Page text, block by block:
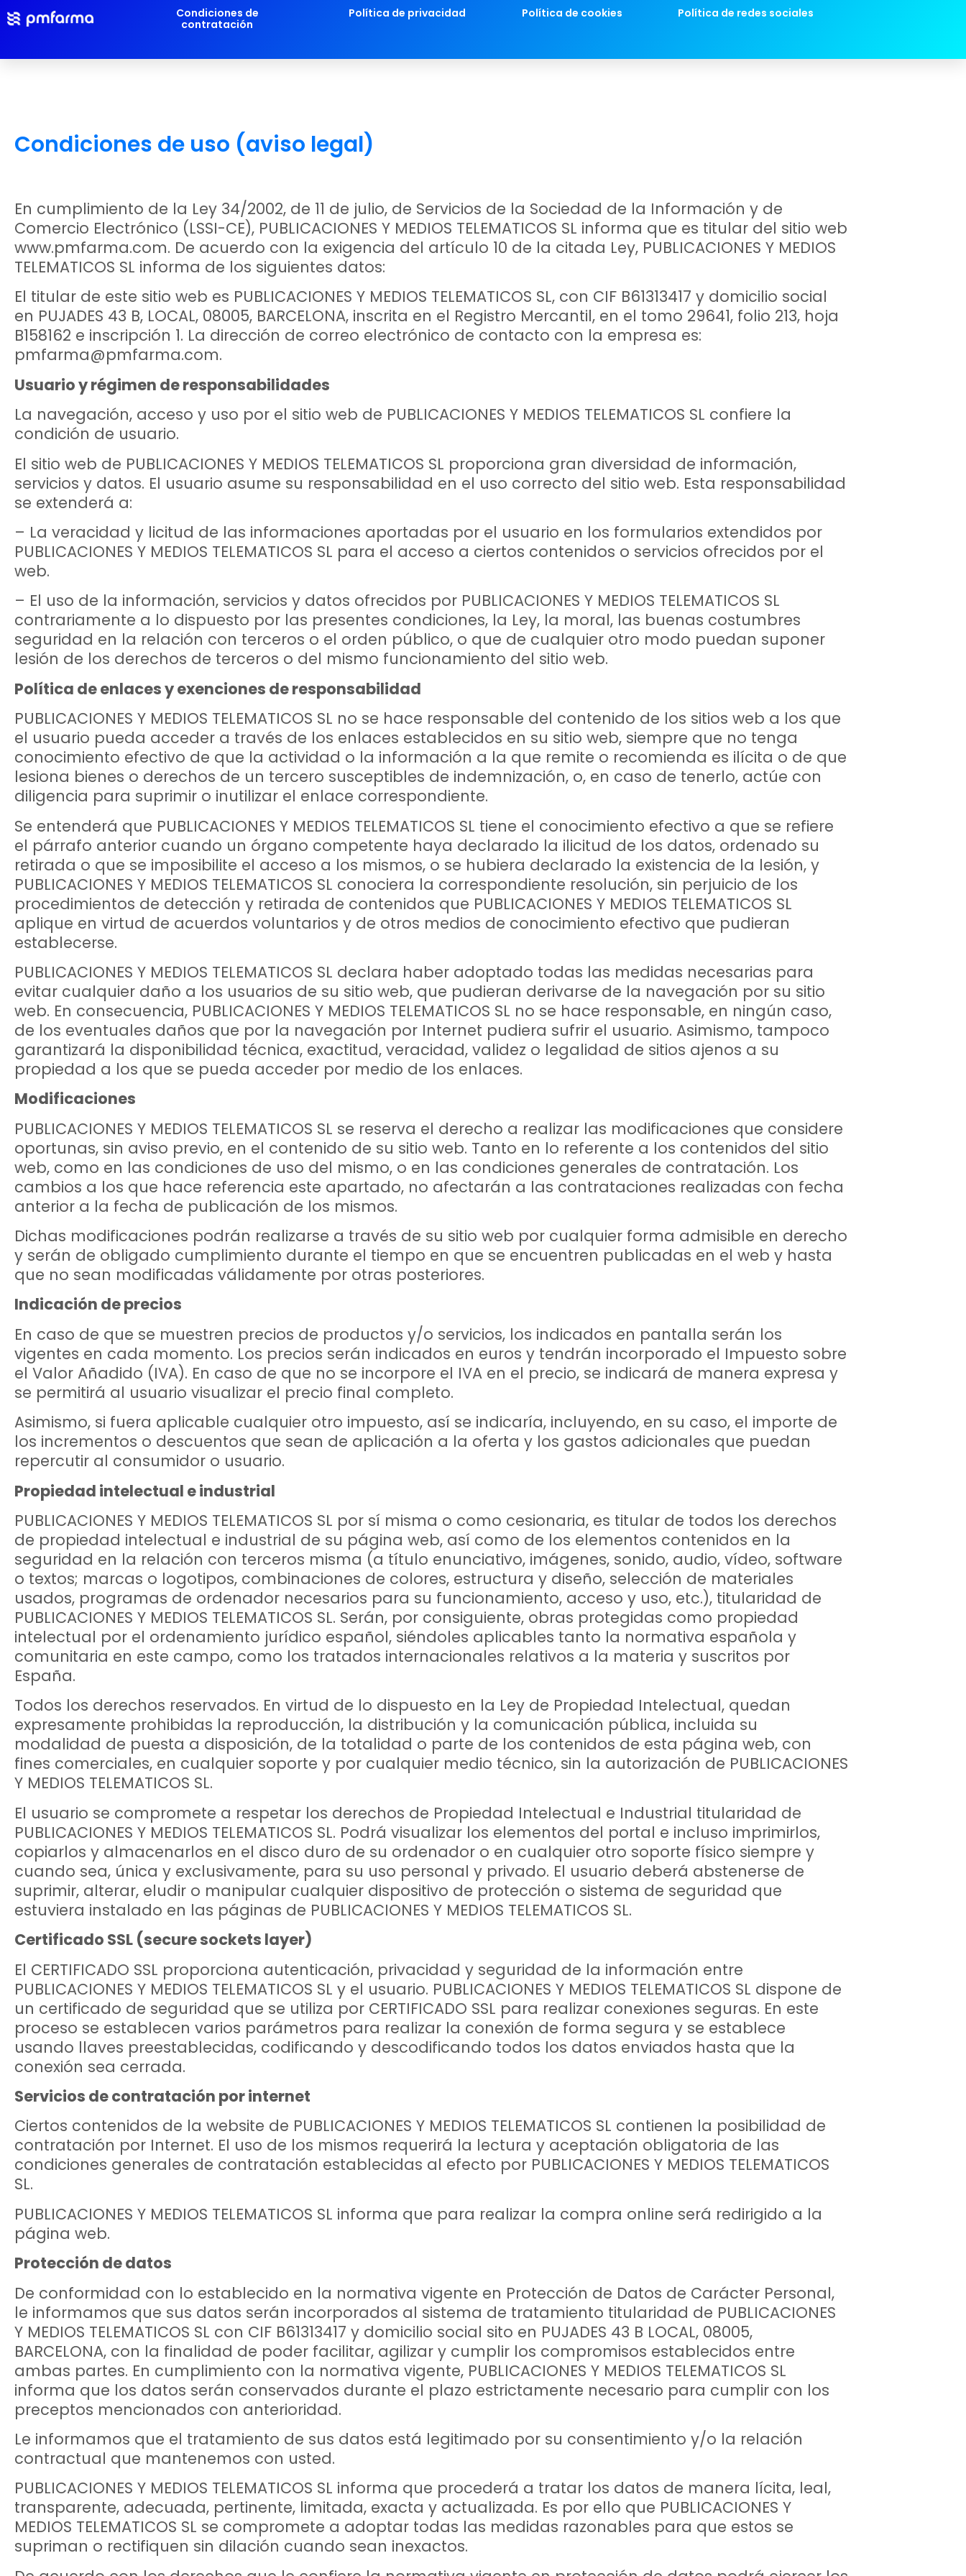
Condiciones de
contratación
Política de privacidad Política de cookies Política de redes sociales
Condiciones de uso (aviso legal)
En cumplimiento de la Ley 34/2002, de 11 de julio, de Servicios de la Sociedad de la Información y de
Comercio Electrónico (LSSI-CE), PUBLICACIONES Y MEDIOS TELEMATICOS SL informa que es titular del sitio web
www.pmfarma.com. De acuerdo con la exigencia del artículo 10 de la citada Ley, PUBLICACIONES Y MEDIOS
TELEMATICOS SL informa de los siguientes datos:
El titular de este sitio web es PUBLICACIONES Y MEDIOS TELEMATICOS SL, con CIF B61313417 y domicilio social
en PUJADES 43 B, LOCAL, 08005, BARCELONA, inscrita en el Registro Mercantil, en el tomo 29641, folio 213, hoja
B158162 e inscripción 1. La dirección de correo electrónico de contacto con la empresa es:
pmfarma@pmfarma.com.
Usuario y régimen de responsabilidades
La navegación, acceso y uso por el sitio web de PUBLICACIONES Y MEDIOS TELEMATICOS SL confiere la
condición de usuario.
El sitio web de PUBLICACIONES Y MEDIOS TELEMATICOS SL proporciona gran diversidad de información,
servicios y datos. El usuario asume su responsabilidad en el uso correcto del sitio web. Esta responsabilidad
se extenderá a:
– La veracidad y licitud de las informaciones aportadas por el usuario en los formularios extendidos por
PUBLICACIONES Y MEDIOS TELEMATICOS SL para el acceso a ciertos contenidos o servicios ofrecidos por el
web.
– El uso de la información, servicios y datos ofrecidos por PUBLICACIONES Y MEDIOS TELEMATICOS SL
contrariamente a lo dispuesto por las presentes condiciones, la Ley, la moral, las buenas costumbres
seguridad en la relación con terceros o el orden público, o que de cualquier otro modo puedan suponer
lesión de los derechos de terceros o del mismo funcionamiento del sitio web.
Política de enlaces y exenciones de responsabilidad
PUBLICACIONES Y MEDIOS TELEMATICOS SL no se hace responsable del contenido de los sitios web a los que
el usuario pueda acceder a través de los enlaces establecidos en su sitio web, siempre que no tenga
conocimiento efectivo de que la actividad o la información a la que remite o recomienda es ilícita o de que
lesiona bienes o derechos de un tercero susceptibles de indemnización, o, en caso de tenerlo, actúe con
diligencia para suprimir o inutilizar el enlace correspondiente.
Se entenderá que PUBLICACIONES Y MEDIOS TELEMATICOS SL tiene el conocimiento efectivo a que se refiere
el párrafo anterior cuando un órgano competente haya declarado la ilicitud de los datos, ordenado su
retirada o que se imposibilite el acceso a los mismos, o se hubiera declarado la existencia de la lesión, y
PUBLICACIONES Y MEDIOS TELEMATICOS SL conociera la correspondiente resolución, sin perjuicio de los
procedimientos de detección y retirada de contenidos que PUBLICACIONES Y MEDIOS TELEMATICOS SL
aplique en virtud de acuerdos voluntarios y de otros medios de conocimiento efectivo que pudieran
establecerse.
PUBLICACIONES Y MEDIOS TELEMATICOS SL declara haber adoptado todas las medidas necesarias para
evitar cualquier daño a los usuarios de su sitio web, que pudieran derivarse de la navegación por su sitio
web. En consecuencia, PUBLICACIONES Y MEDIOS TELEMATICOS SL no se hace responsable, en ningún caso,
de los eventuales daños que por la navegación por Internet pudiera sufrir el usuario. Asimismo, tampoco
garantizará la disponibilidad técnica, exactitud, veracidad, validez o legalidad de sitios ajenos a su
propiedad a los que se pueda acceder por medio de los enlaces.
Modificaciones
PUBLICACIONES Y MEDIOS TELEMATICOS SL se reserva el derecho a realizar las modificaciones que considere
oportunas, sin aviso previo, en el contenido de su sitio web. Tanto en lo referente a los contenidos del sitio
web, como en las condiciones de uso del mismo, o en las condiciones generales de contratación. Los
cambios a los que hace referencia este apartado, no afectarán a las contrataciones realizadas con fecha
anterior a la fecha de publicación de los mismos.
Dichas modificaciones podrán realizarse a través de su sitio web por cualquier forma admisible en derecho
y serán de obligado cumplimiento durante el tiempo en que se encuentren publicadas en el web y hasta
que no sean modificadas válidamente por otras posteriores.
Indicación de precios
En caso de que se muestren precios de productos y/o servicios, los indicados en pantalla serán los
vigentes en cada momento. Los precios serán indicados en euros y tendrán incorporado el Impuesto sobre
el Valor Añadido (IVA). En caso de que no se incorpore el IVA en el precio, se indicará de manera expresa y
se permitirá al usuario visualizar el precio final completo.
Asimismo, si fuera aplicable cualquier otro impuesto, así se indicaría, incluyendo, en su caso, el importe de
los incrementos o descuentos que sean de aplicación a la oferta y los gastos adicionales que puedan
repercutir al consumidor o usuario.
Propiedad intelectual e industrial
PUBLICACIONES Y MEDIOS TELEMATICOS SL por sí misma o como cesionaria, es titular de todos los derechos
de propiedad intelectual e industrial de su página web, así como de los elementos contenidos en la
seguridad en la relación con terceros misma (a título enunciativo, imágenes, sonido, audio, vídeo, software
o textos; marcas o logotipos, combinaciones de colores, estructura y diseño, selección de materiales
usados, programas de ordenador necesarios para su funcionamiento, acceso y uso, etc.), titularidad de
PUBLICACIONES Y MEDIOS TELEMATICOS SL. Serán, por consiguiente, obras protegidas como propiedad
intelectual por el ordenamiento jurídico español, siéndoles aplicables tanto la normativa española y
comunitaria en este campo, como los tratados internacionales relativos a la materia y suscritos por
España.
Todos los derechos reservados. En virtud de lo dispuesto en la Ley de Propiedad Intelectual, quedan
expresamente prohibidas la reproducción, la distribución y la comunicación pública, incluida su
modalidad de puesta a disposición, de la totalidad o parte de los contenidos de esta página web, con
fines comerciales, en cualquier soporte y por cualquier medio técnico, sin la autorización de PUBLICACIONES
Y MEDIOS TELEMATICOS SL.
El usuario se compromete a respetar los derechos de Propiedad Intelectual e Industrial titularidad de
PUBLICACIONES Y MEDIOS TELEMATICOS SL. Podrá visualizar los elementos del portal e incluso imprimirlos,
copiarlos y almacenarlos en el disco duro de su ordenador o en cualquier otro soporte físico siempre y
cuando sea, única y exclusivamente, para su uso personal y privado. El usuario deberá abstenerse de
suprimir, alterar, eludir o manipular cualquier dispositivo de protección o sistema de seguridad que
estuviera instalado en las páginas de PUBLICACIONES Y MEDIOS TELEMATICOS SL.
Certificado SSL (secure sockets layer)
El CERTIFICADO SSL proporciona autenticación, privacidad y seguridad de la información entre
PUBLICACIONES Y MEDIOS TELEMATICOS SL y el usuario. PUBLICACIONES Y MEDIOS TELEMATICOS SL dispone de
un certificado de seguridad que se utiliza por CERTIFICADO SSL para realizar conexiones seguras. En este
proceso se establecen varios parámetros para realizar la conexión de forma segura y se establece
usando llaves preestablecidas, codificando y descodificando todos los datos enviados hasta que la
conexión sea cerrada.
Servicios de contratación por internet
Ciertos contenidos de la website de PUBLICACIONES Y MEDIOS TELEMATICOS SL contienen la posibilidad de
contratación por Internet. El uso de los mismos requerirá la lectura y aceptación obligatoria de las
condiciones generales de contratación establecidas al efecto por PUBLICACIONES Y MEDIOS TELEMATICOS
SL.
PUBLICACIONES Y MEDIOS TELEMATICOS SL informa que para realizar la compra online será redirigido a la
página web.
Protección de datos
De conformidad con lo establecido en la normativa vigente en Protección de Datos de Carácter Personal,
le informamos que sus datos serán incorporados al sistema de tratamiento titularidad de PUBLICACIONES
Y MEDIOS TELEMATICOS SL con CIF B61313417 y domicilio social sito en PUJADES 43 B LOCAL, 08005,
BARCELONA, con la finalidad de poder facilitar, agilizar y cumplir los compromisos establecidos entre
ambas partes. En cumplimiento con la normativa vigente, PUBLICACIONES Y MEDIOS TELEMATICOS SL
informa que los datos serán conservados durante el plazo estrictamente necesario para cumplir con los
preceptos mencionados con anterioridad.
Le informamos que el tratamiento de sus datos está legitimado por su consentimiento y/o la relación
contractual que mantenemos con usted.
PUBLICACIONES Y MEDIOS TELEMATICOS SL informa que procederá a tratar los datos de manera lícita, leal,
transparente, adecuada, pertinente, limitada, exacta y actualizada. Es por ello que PUBLICACIONES Y
MEDIOS TELEMATICOS SL se compromete a adoptar todas las medidas razonables para que estos se
supriman o rectifiquen sin dilación cuando sean inexactos.